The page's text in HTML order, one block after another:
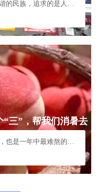
三”，帮我们消暑去